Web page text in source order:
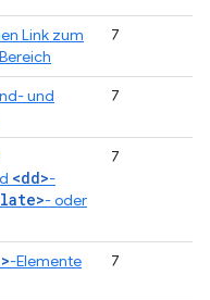
Link zum
7
und
7
<dd>-
- oder
7
-Elemente
7